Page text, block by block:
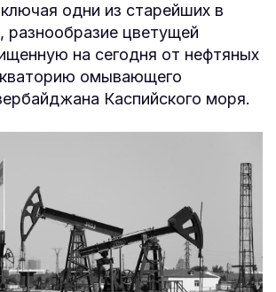
одни из старейших в
разнообразие цветущей
на сегодня от нефтяных
омывающего
Каспийского моря.